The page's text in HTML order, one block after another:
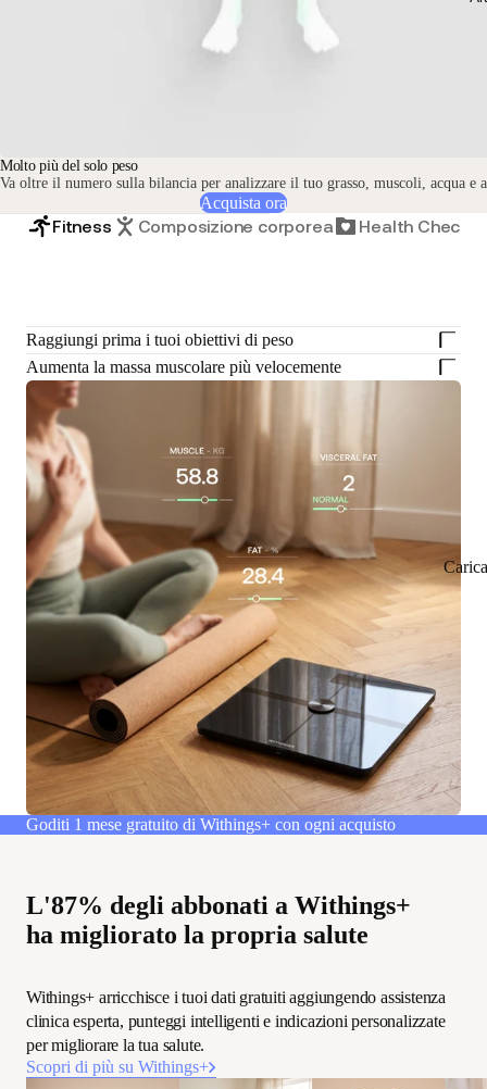
Molto più del solo peso
Va oltre il numero sulla bilancia per analizzare il tuo grasso, muscoli, acqua e
Acquista ora
Fitness Composizione corporea Health Check-
Raggiungi prima i tuoi obiettivi di peso
Aumenta la massa muscolare più velocemente
Goditi 1 mese gratuito di Withings+ con ogni acquisto
L'87% degli abbonati a Withings+
ha migliorato la propria salute
Withings+ arricchisce i tuoi dati gratuiti aggiungendo assistenza
clinica esperta, punteggi intelligenti e indicazioni personalizzate
per migliorare la tua salute.
Scopri di più su Withings+